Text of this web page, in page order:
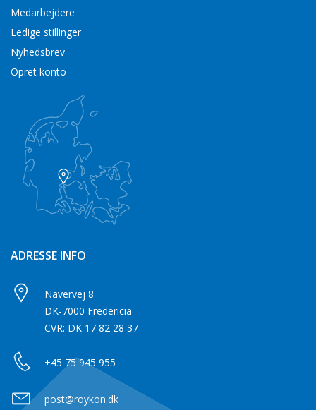
Medarbejdere
Ledige stillinger
Nyhedsbrev
Opret konto
ADRESSE INFO
Navervej 8
DK-7000 Fredericia
CVR: DK 17 82 28 37
+45 75 945 955
post@roykon.dk